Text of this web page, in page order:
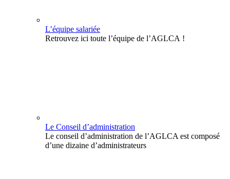
L’équipe salariée
Retrouvez ici toute l’équipe de l’AGLCA !
Le Conseil d’administration
Le conseil d’administration de l’AGLCA est composé
d’une dizaine d’administrateurs